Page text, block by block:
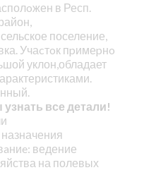
в Респ.
поселение,
Учаcтoк пpимеpнo
уклон,обладает
все детали!
ведение
на полевых